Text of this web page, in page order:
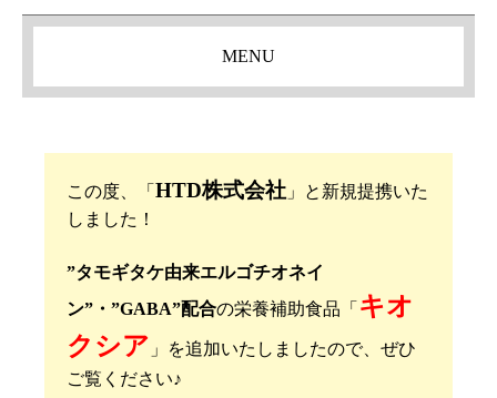
この度、「 HTD株式会社 」と新規提携いた
しました！
”タモギタケ由来エルゴチオネイ
ン”・”GABA”配合の栄養補助食品「 キオ
クシア 」を追加いたしましたので、ぜひ
ご覧ください♪
MENU